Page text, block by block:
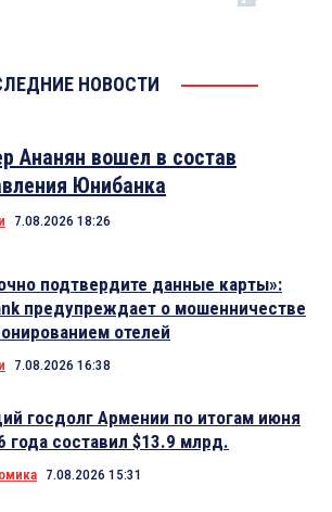
НОВОСТИ
Ананян вошел в состав
Юнибанка
7.08.2026 18:26
подтвердите данные карты»:
предупреждает о мошенничестве
отелей
7.08.2026 16:38
госдолг Армении по итогам июня
года составил $13.9 млрд.
7.08.2026 15:31